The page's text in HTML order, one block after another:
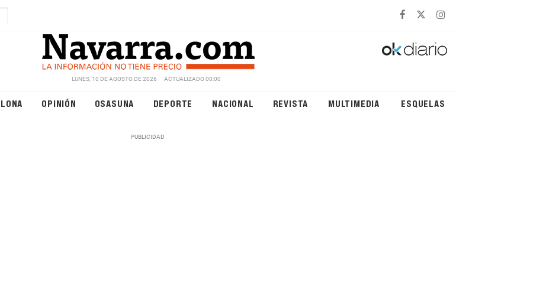
LUNES, 10 DE AGOSTO DE 2026 ACTUALIZADO 00:00
OPINIÓN OSASUNA DEPORTE NACIONAL REVISTA MULTIMEDIA ESQUELAS